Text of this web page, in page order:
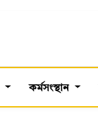
কর্মসংস্থান